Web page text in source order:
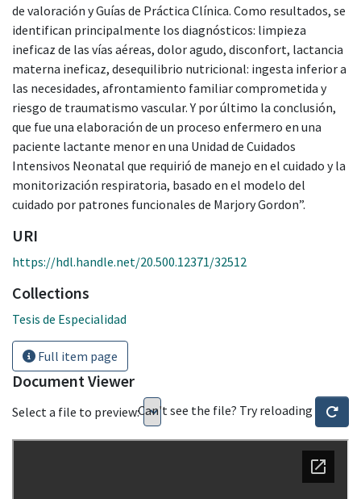
de valoración y Guías de Práctica Clínica. Como resultados, se
identifican principalmente los diagnósticos: limpieza
ineficaz de las vías aéreas, dolor agudo, disconfort, lactancia
materna ineficaz, desequilibrio nutricional: ingesta inferior a
las necesidades, afrontamiento familiar comprometida y
riesgo de traumatismo vascular. Y por último la conclusión,
que fue una elaboración de un proceso enfermero en una
paciente lactante menor en una Unidad de Cuidados
Intensivos Neonatal que requirió de manejo en el cuidado y la
monitorización respiratoria, basado en el modelo del
cuidado por patrones funcionales de Marjory Gordon”.
URI
https://hdl.handle.net/20.500.12371/32512
Collections
Tesis de Especialidad
Full item page
Document Viewer
Select a file to preview:Can't see the file? Try reloading